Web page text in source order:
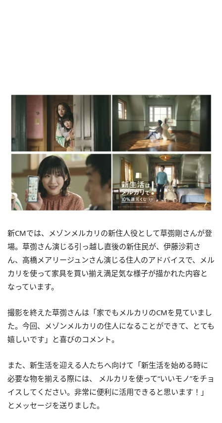
新CMでは、メゾンメルカリの新住人役として草彅剛さんが登
場。草彅さん演じる引っ越し直後の新住民が、伊藤沙莉さ
ん、高橋メアリージュンさん演じる住人のアドバイスで、メル
カリを使って家具を買い揃え満足気な様子が描かれた内容と
なっています。
撮影を終えた草彅さんは「家でもメルカリのCMを見ていまし
た。今回、メゾンメルカリの住人になることができて、とても
嬉しいです」と喜びのコメント。
また、新生活を迎える人たちへ向けて「新生活を始める時に
必要な物を揃える際には、 メルカリを使って“いいモノ”をチョ
イスしてください。非常に便利に活用できると思います！」
とメッセージを送りました。